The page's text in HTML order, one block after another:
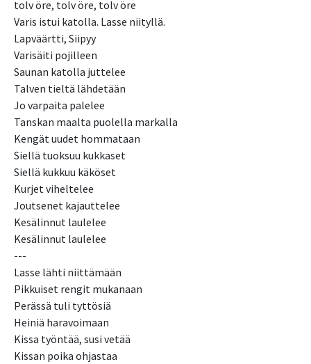
tolv öre, tolv öre, tolv öre
Varis istui katolla. Lasse niityllä.
Lapväärtti, Siipyy
Varisäiti pojilleen
Saunan katolla juttelee
Talven tieltä lähdetään
Jo varpaita palelee
Tanskan maalta puolella markalla
Kengät uudet hommataan
Siellä tuoksuu kukkaset
Siellä kukkuu käköset
Kurjet viheltelee
Joutsenet kajauttelee
Kesälinnut laulelee
Kesälinnut laulelee
---
Lasse lähti niittämään
Pikkuiset rengit mukanaan
Perässä tuli tyttösiä
Heiniä haravoimaan
Kissa työntää, susi vetää
Kissan poika ohjastaa